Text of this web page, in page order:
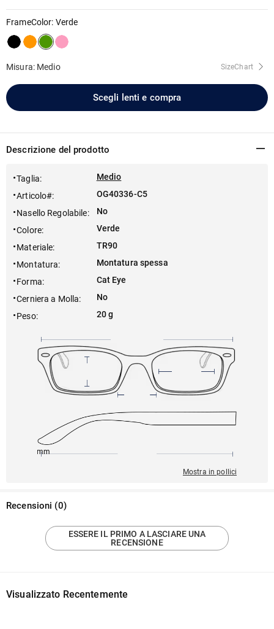
FrameColor: Verde
Misura: Medio SizeChart
Scegli lenti e compra
Descrizione del prodotto
Taglia:
Medio
Articolo#:
OG40336-C5
Nasello Regolabile:
No
Colore:
Verde
Materiale:
TR90
Montatura:
Montatura spessa
Forma:
Cat Eye
Cerniera a Molla:
No
Peso: 20 g
147mm
Mostra in pollici
Recensioni (0)
ESSERE IL PRIMO A LASCIARE UNA
RECENSIONE
Visualizzato Recentemente